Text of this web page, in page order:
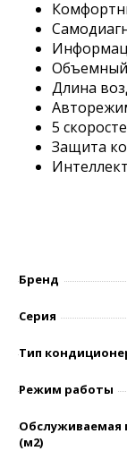
Объемный
Длина
5
Защита
Бренд
Серия
Тип
Режим работы
Обслуживаемая
(м2)